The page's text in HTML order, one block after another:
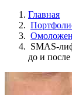
Главная
SMAS-
до и после